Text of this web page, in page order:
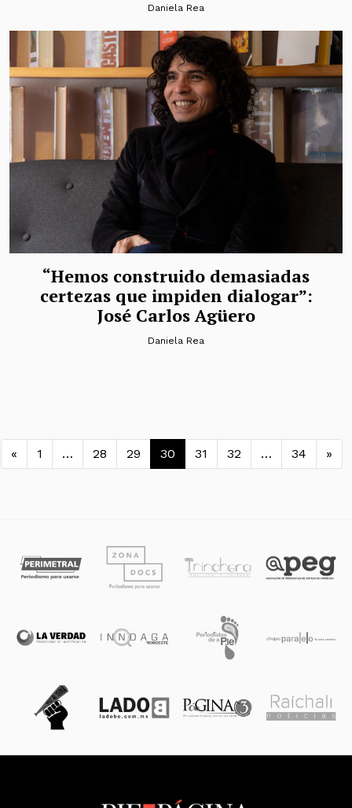
Daniela Rea
“Hemos construido demasiadas
certezas que impiden dialogar”:
José Carlos Agüero
Daniela Rea
Navegación de entradas
« 1 … 28 29 30 31 32 … 34 »